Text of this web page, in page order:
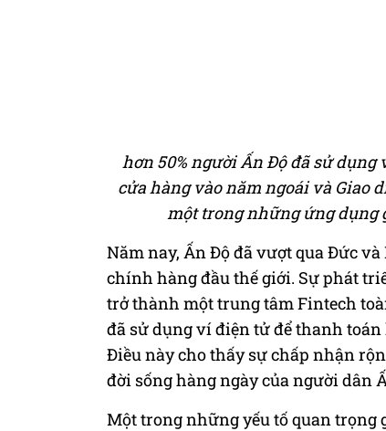
hơn 50% người Ấn Độ đã sử
cửa hàng vào năm ngoái và Giao
một trong những ứng dụng
Năm nay, Ấn Độ đã vượt qua Đức
chính hàng đầu thế giới. Sự phát
trở thành một trung tâm Fintech
đã sử dụng ví điện tử để thanh
Điều này cho thấy sự chấp nhận
đời sống hàng ngày của người dân
Một trong những yếu tố quan trọng